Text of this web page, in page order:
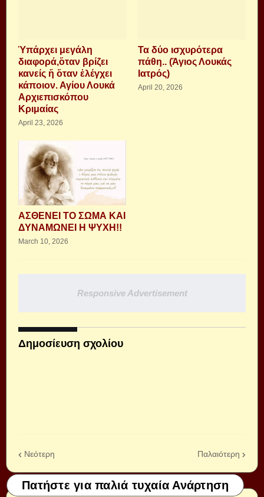
Ὑπάρχει μεγάλη
διαφορά,ὅταν βρίζει
κανείς ἤ ὅταν ἐλέγχει
κάποιον. Αγίου Λουκά
Αρχιεπισκόπου
Κριμαίας
April 23, 2026
Τα δύο ισχυρότερα
πάθη.. (Άγιος Λουκάς
Ιατρός)
April 20, 2026
ΑΣΘΕΝΕΙ ΤΟ ΣΩΜΑ ΚΑΙ
ΔΥΝΑΜΩΝΕΙ Η ΨΥΧΗ!!
March 10, 2026
Responsive Advertisement
Δημοσίευση σχολίου
Νεότερη Παλαιότερη
Πατήστε για παλιά τυχαία Ανάρτηση